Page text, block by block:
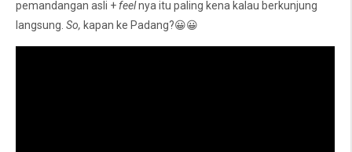
pemandangan asli + feelnya itu paling kena kalau berkunjung
langsung. So, kapan ke Padang?😀😀